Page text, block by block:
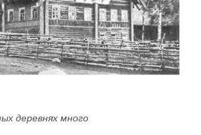
деревнях много